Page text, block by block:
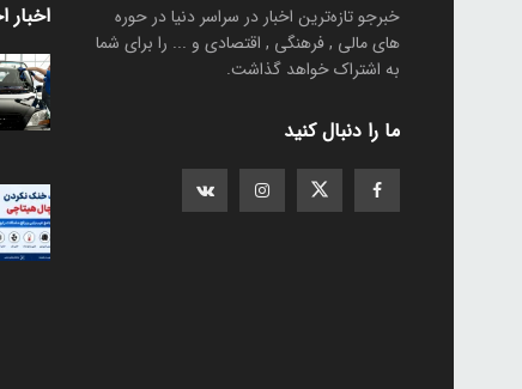
خبرجو تازه‌ترین اخبار در سراسر دنیا در حوره
های مالی , فرهنگی , اقتصادی و ... را برای شما
به اشتراک خواهد گذاشت.
ما را دنبال کنید
اخبار